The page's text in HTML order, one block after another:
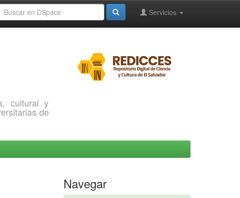
Servicios
cultural y
de
Navegar